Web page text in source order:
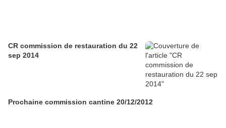
CR commission de restauration du 22
sep 2014
Prochaine commission cantine 20/12/2012